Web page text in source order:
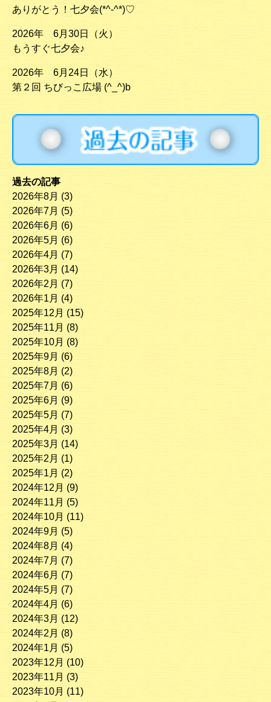
ありがとう！七夕会(*^-^*)♡
2026年 6月30日（火）
もうすぐ七夕会♪
2026年 6月24日（水）
第２回 ちびっこ広場 (^_^)b
過去の記事
2026年8月 (3)
2026年7月 (5)
2026年6月 (6)
2026年5月 (6)
2026年4月 (7)
2026年3月 (14)
2026年2月 (7)
2026年1月 (4)
2025年12月 (15)
2025年11月 (8)
2025年10月 (8)
2025年9月 (6)
2025年8月 (2)
2025年7月 (6)
2025年6月 (9)
2025年5月 (7)
2025年4月 (3)
2025年3月 (14)
2025年2月 (1)
2025年1月 (2)
2024年12月 (9)
2024年11月 (5)
2024年10月 (11)
2024年9月 (5)
2024年8月 (4)
2024年7月 (7)
2024年6月 (7)
2024年5月 (7)
2024年4月 (6)
2024年3月 (12)
2024年2月 (8)
2024年1月 (5)
2023年12月 (10)
2023年11月 (3)
2023年10月 (11)